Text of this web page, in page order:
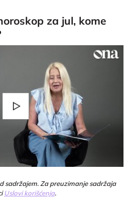
za jul, kome
Play
Video
sadržajem. Za preuzimanje sadržaja
Uslovi korišćenja.